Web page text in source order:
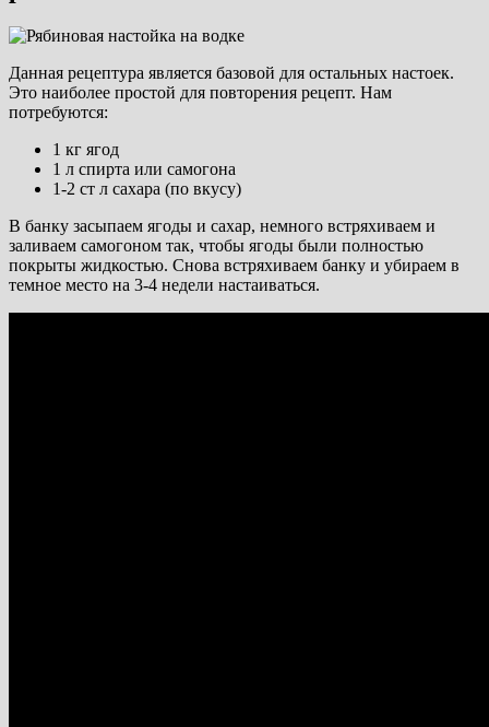
Данная рецептура является базовой для остальных настоек.
Это наиболее простой для повторения рецепт. Нам
потребуются:
1 кг ягод
1 л спирта или самогона
1-2 ст л сахара (по вкусу)
В банку засыпаем ягоды и сахар, немного встряхиваем и
заливаем самогоном так, чтобы ягоды были полностью
покрыты жидкостью. Снова встряхиваем банку и убираем в
темное место на 3-4 недели настаиваться.